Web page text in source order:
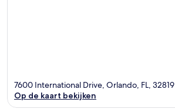
7600 International Drive, Orlando, FL, 32819
Op de kaart bekijken